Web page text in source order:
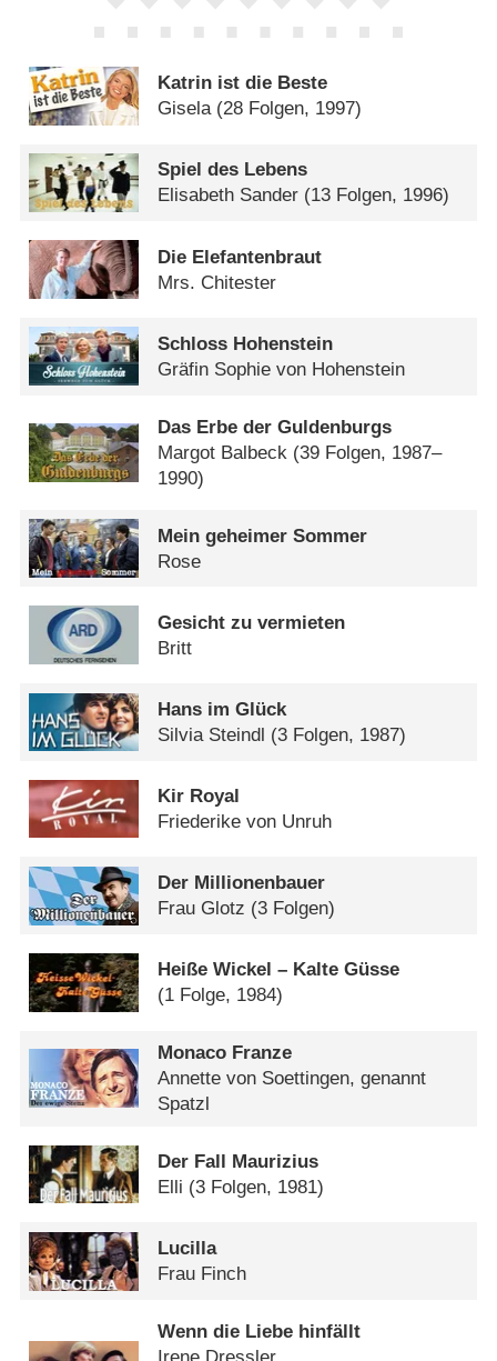
Katrin ist die Beste
Gisela (28 Folgen, 1997)
Spiel des Lebens
Elisabeth Sander (13 Folgen, 1996)
Die Elefantenbraut
Mrs. Chitester
Schloss Hohenstein
Gräfin Sophie von Hohenstein
Das Erbe der Guldenburgs
Margot Balbeck (39 Folgen, 1987–
1990)
Mein geheimer Sommer
Rose
Gesicht zu vermieten
Britt
Hans im Glück
Silvia Steindl (3 Folgen, 1987)
Kir Royal
Friederike von Unruh
Der Millionenbauer
Frau Glotz (3 Folgen)
Heiße Wickel – Kalte Güsse
(1 Folge, 1984)
Monaco Franze
Annette von Soettingen, genannt
Spatzl
Der Fall Maurizius
Elli (3 Folgen, 1981)
Lucilla
Frau Finch
Wenn die Liebe hinfällt